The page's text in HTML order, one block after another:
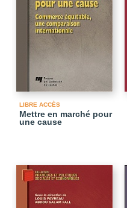
LIBRE ACCÈS
Mettre en marché pour
une cause